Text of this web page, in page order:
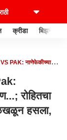
क्रीडा बिझनेस
PAK: नाणेफेकीच्यावेळी
रोहितचा
हसला,